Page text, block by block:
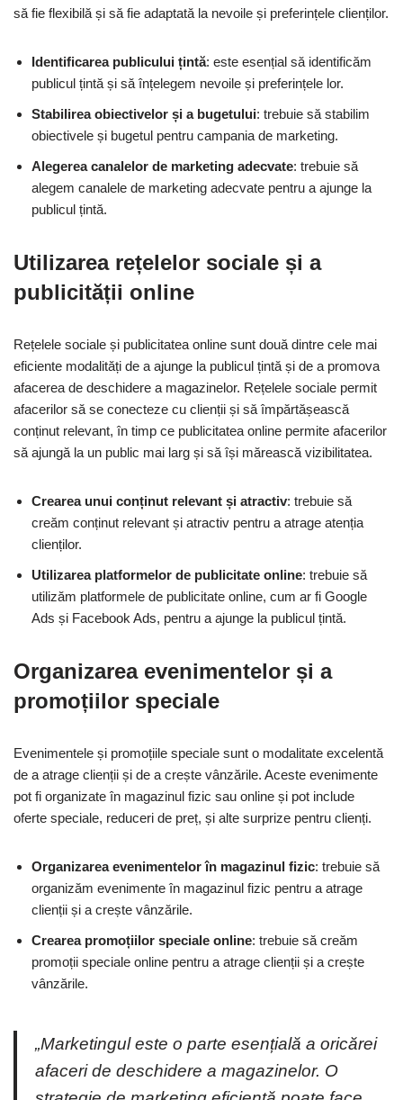
să fie flexibilă și să fie adaptată la nevoile și preferințele clienților.
Identificarea publicului țintă: este esențial să identificăm
publicul țintă și să înțelegem nevoile și preferințele lor.
Stabilirea obiectivelor și a bugetului: trebuie să stabilim
obiectivele și bugetul pentru campania de marketing.
Alegerea canalelor de marketing adecvate: trebuie să
alegem canalele de marketing adecvate pentru a ajunge la
publicul țintă.
Utilizarea rețelelor sociale și a
publicității online
Rețelele sociale și publicitatea online sunt două dintre cele mai
eficiente modalități de a ajunge la publicul țintă și de a promova
afacerea de deschidere a magazinelor. Rețelele sociale permit
afacerilor să se conecteze cu clienții și să împărtășească
conținut relevant, în timp ce publicitatea online permite afacerilor
să ajungă la un public mai larg și să își mărească vizibilitatea.
Crearea unui conținut relevant și atractiv: trebuie să
creăm conținut relevant și atractiv pentru a atrage atenția
clienților.
Utilizarea platformelor de publicitate online: trebuie să
utilizăm platformele de publicitate online, cum ar fi Google
Ads și Facebook Ads, pentru a ajunge la publicul țintă.
Organizarea evenimentelor și a
promoțiilor speciale
Evenimentele și promoțiile speciale sunt o modalitate excelentă
de a atrage clienții și de a crește vânzările. Aceste evenimente
pot fi organizate în magazinul fizic sau online și pot include
oferte speciale, reduceri de preț, și alte surprize pentru clienți.
Organizarea evenimentelor în magazinul fizic: trebuie să
organizăm evenimente în magazinul fizic pentru a atrage
clienții și a crește vânzările.
Crearea promoțiilor speciale online: trebuie să creăm
promoții speciale online pentru a atrage clienții și a crește
vânzările.
„Marketingul este o parte esențială a oricărei
afaceri de deschidere a magazinelor. O